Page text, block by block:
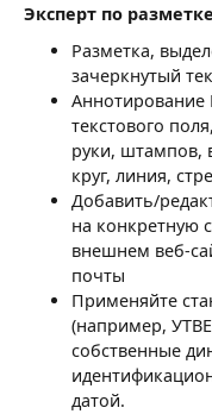
Эксперт по
Разметка,
зачеркнутый
Аннотирование
текстового
руки, штампов,
круг, линия,
Добавить/
на конкретную
внешнем веб-
почты
Применяйте
(например,
собственные
датой.